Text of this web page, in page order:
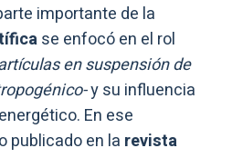
importante de la
se enfocó en el rol
en suspensión de
y su influencia
En ese
publicado en la revista